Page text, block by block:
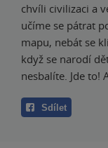
chvíli civilizaci a
učíme se pátrat
mapu, nebát se
když se narodí
nesbalíte. Jde to!
Sdílet